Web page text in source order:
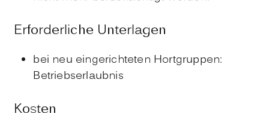
Erforderliche Unterlagen
bei neu eingerichteten Hortgruppen:
Betriebserlaubnis